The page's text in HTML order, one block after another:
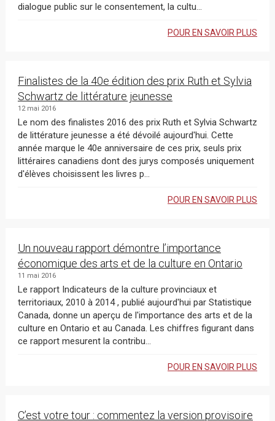
dialogue public sur le consentement, la cultu...
POUR EN SAVOIR PLUS
Finalistes de la 40e édition des prix Ruth et Sylvia
Schwartz de littérature jeunesse
12 mai 2016
Le nom des finalistes 2016 des prix Ruth et Sylvia Schwartz
de littérature jeunesse a été dévoilé aujourd'hui. Cette
année marque le 40e anniversaire de ces prix, seuls prix
littéraires canadiens dont des jurys composés uniquement
d'élèves choisissent les livres p...
POUR EN SAVOIR PLUS
Un nouveau rapport démontre l’importance
économique des arts et de la culture en Ontario
11 mai 2016
Le rapport Indicateurs de la culture provinciaux et
territoriaux, 2010 à 2014 , publié aujourd'hui par Statistique
Canada, donne un aperçu de l'importance des arts et de la
culture en Ontario et au Canada. Les chiffres figurant dans
ce rapport mesurent la contribu...
POUR EN SAVOIR PLUS
C’est votre tour : commentez la version provisoire